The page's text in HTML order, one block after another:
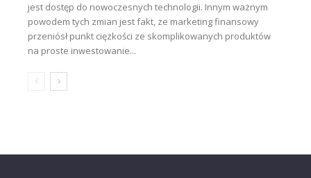
jest dostęp do nowoczesnych technologii. Innym ważnym
powodem tych zmian jest fakt, że marketing finansowy
przeniósł punkt ciężkości ze skomplikowanych produktów
na proste inwestowanie...